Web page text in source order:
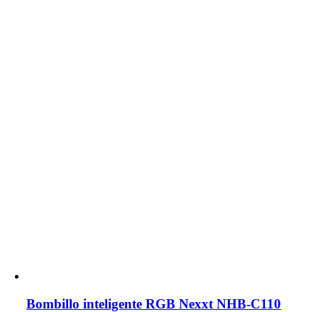
Bombillo inteligente RGB Nexxt NHB-C110